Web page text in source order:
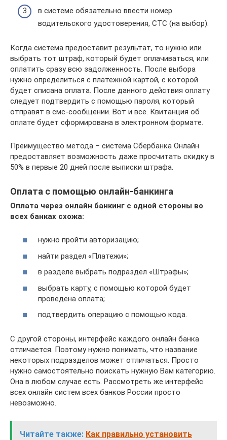
в системе обязательно ввести номер
водительского удостоверения, СТС (на выбор).
Когда система предоставит результат, то нужно или
выбрать тот штраф, который будет оплачиваться, или
оплатить сразу всю задолженность. После выбора
нужно определиться с платежной картой, с которой
будет списана оплата. После данного действия оплату
следует подтвердить с помощью пароля, который
отправят в смс-сообщении. Вот и все. Квитанция об
оплате будет сформирована в электронном формате.
Преимущество метода – система Сбербанка Онлайн
предоставляет возможность даже просчитать скидку в
50% в первые 20 дней после выписки штрафа.
Оплата с помощью онлайн-банкинга
Оплата через онлайн банкинг с одной стороны во
всех банках схожа:
нужно пройти авторизацию;
найти раздел «Платежи»;
в разделе выбрать подраздел «Штрафы»;
выбрать карту, с помощью которой будет
проведена оплата;
подтвердить операцию с помощью кода.
С другой стороны, интерфейс каждого онлайн банка
отличается. Поэтому нужно понимать, что название
некоторых подразделов может отличаться. Просто
нужно самостоятельно поискать нужную Вам категорию.
Она в любом случае есть. Рассмотреть же интерфейс
всех онлайн систем всех банков России просто
невозможно.
Читайте также: Как правильно установить